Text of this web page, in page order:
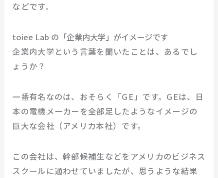
などです。
toiee Lab の「企業内大学」がイメージです
企業内大学という言葉を聞いたことは、あるでし
ょうか？
一番有名なのは、おそらく「GE」です。GEは、日
本の電機メーカーを全部足したようなイメージの
巨大な会社（アメリカ本社）です。
この会社は、幹部候補生などをアメリカのビジネス
スクールに通わせていましたが、思うような結果